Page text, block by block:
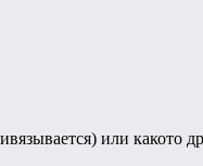
или какото